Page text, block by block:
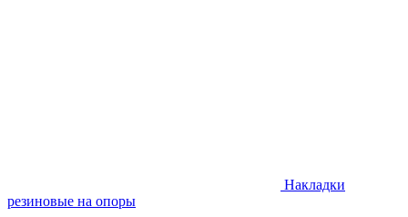
Накладки
резиновые на опоры